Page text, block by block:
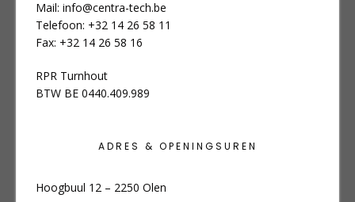
Mail: info@centra-tech.be
Telefoon: +32 14 26 58 11
Fax: +32 14 26 58 16
RPR Turnhout
BTW BE 0440.409.989
ADRES & OPENINGSUREN
Hoogbuul 12 – 2250 Olen